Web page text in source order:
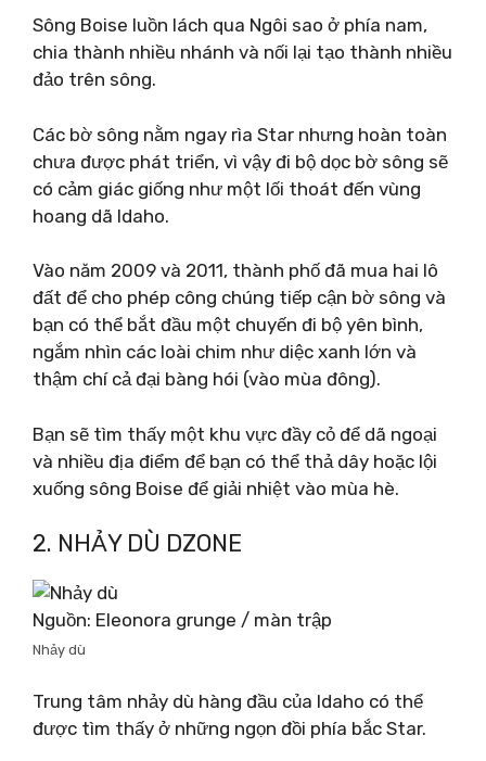
Sông Boise luồn lách qua Ngôi sao ở phía nam,
chia thành nhiều nhánh và nối lại tạo thành nhiều
đảo trên sông.
Các bờ sông nằm ngay rìa Star nhưng hoàn toàn
chưa được phát triển, vì vậy đi bộ dọc bờ sông sẽ
có cảm giác giống như một lối thoát đến vùng
hoang dã Idaho.
Vào năm 2009 và 2011, thành phố đã mua hai lô
đất để cho phép công chúng tiếp cận bờ sông và
bạn có thể bắt đầu một chuyến đi bộ yên bình,
ngắm nhìn các loài chim như diệc xanh lớn và
thậm chí cả đại bàng hói (vào mùa đông).
Bạn sẽ tìm thấy một khu vực đầy cỏ để dã ngoại
và nhiều địa điểm để bạn có thể thả dây hoặc lội
xuống sông Boise để giải nhiệt vào mùa hè.
2. NHẢY DÙ DZONE
Nguồn: Eleonora grunge / màn trập
Nhảy dù
Trung tâm nhảy dù hàng đầu của Idaho có thể
được tìm thấy ở những ngọn đồi phía bắc Star.